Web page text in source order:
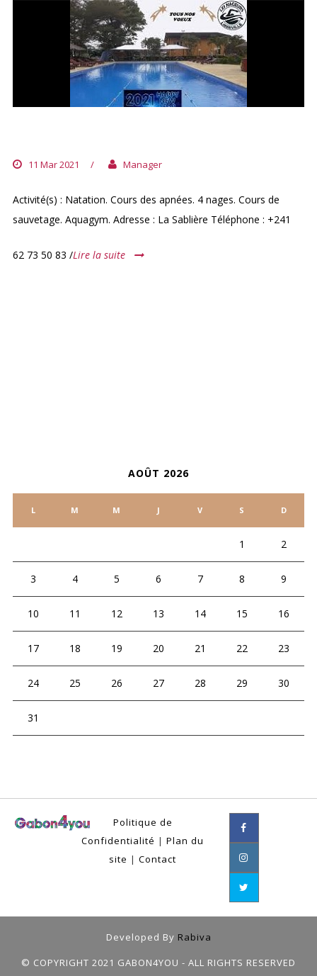
11 Mar 2021 / Manager
Activité(s) : Natation. Cours des apnées. 4 nages. Cours de
sauvetage. Aquagym. Adresse : La Sablière Téléphone : +241
62 73 50 83 /Lire la suite
AOÛT 2026
L M M J V S D
1 2
3 4 5 6 7 8 9
10 11 12 13 14 15 16
17 18 19 20 21 22 23
24 25 26 27 28 29 30
31
Politique de
Confidentialité | Plan du
site | Contact
Developed By Rabiva
© COPYRIGHT 2021 GABON4YOU - ALL RIGHTS RESERVED